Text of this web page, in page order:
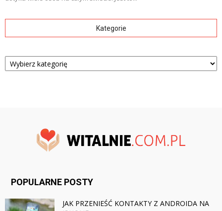
Kategorie
Kategorie
POPULARNE POSTY
JAK PRZENIEŚĆ KONTAKTY Z ANDROIDA NA